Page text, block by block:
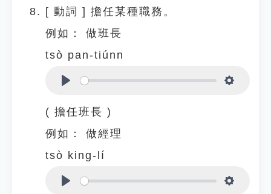
[ 動詞 ] 擔任某種職務。
例如：
做班長
tsò pan-tiúnn
( 擔任班長 )
例如：
做經理
tsò king-lí